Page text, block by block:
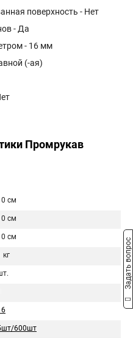
поверхность - Нет
- Да
- 16 мм
(-ая)
Промрукав
см
см
см
кг
600шт
Задать вопрос